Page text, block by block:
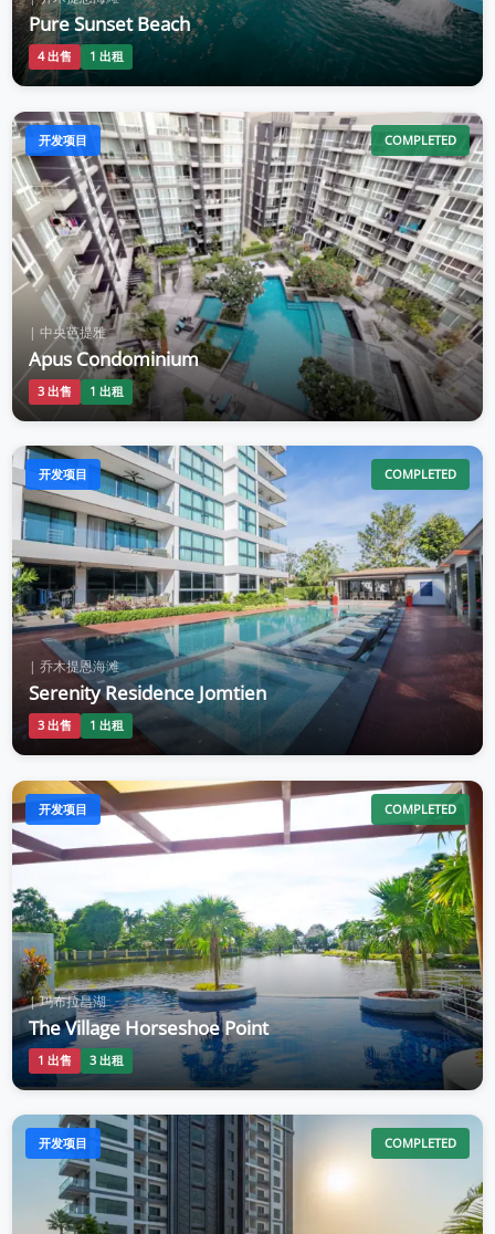
Pure Sunset Beach
4 出售 1 出租
开发项目 COMPLETED
| 中央芭提雅
Apus Condominium
3 出售 1 出租
开发项目 COMPLETED
| 乔木提恩海滩
Serenity Residence Jomtien
3 出售 1 出租
开发项目 COMPLETED
| 玛布拉昌湖
The Village Horseshoe Point
1 出售 3 出租
开发项目 COMPLETED